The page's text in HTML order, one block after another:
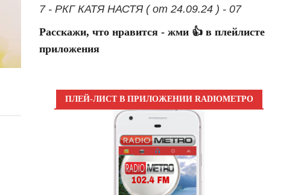
7 - РКГ КАТЯ НАСТЯ ( от 24.09.24 ) - 07
Расскажи, что нравится - жми 👍 в плейлисте
приложения
ПЛЕЙ-ЛИСТ В ПРИЛОЖЕНИИ RADIOМЕТРО